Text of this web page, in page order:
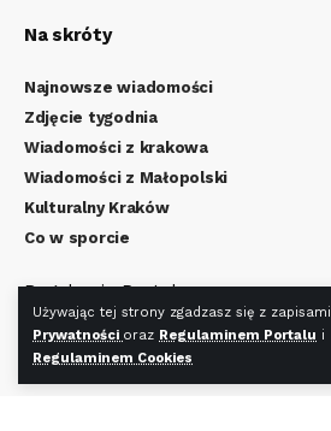
Używając tej strony zgadzasz się z zapisami
Prywatności oraz Regulaminem Portalu i
Regulaminem Cookies
Na skróty
Najnowsze wiadomości
Zdjęcie tygodnia
Wiadomości z krakowa
Wiadomości z Małopolski
Kulturalny Kraków
Co w sporcie
Regulamin Portalu
Polityka Prywatności
Regulamin Cookies